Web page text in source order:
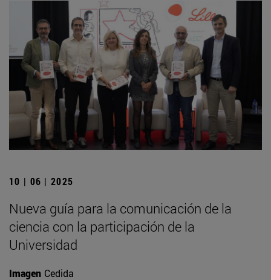
10 | 06 | 2025
Nueva guía para la comunicación de la
ciencia con la participación de la
Universidad
Imagen Cedida